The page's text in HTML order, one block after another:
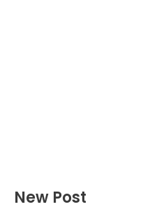
New Post